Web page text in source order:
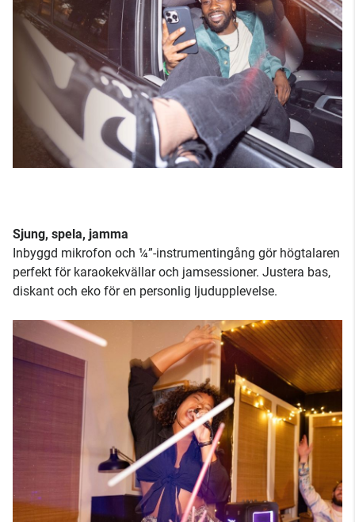
Sjung, spela, jamma
Inbyggd mikrofon och ¼”-instrumentingång gör högtalaren
perfekt för karaokekvällar och jamsessioner. Justera bas,
diskant och eko för en personlig ljudupplevelse.